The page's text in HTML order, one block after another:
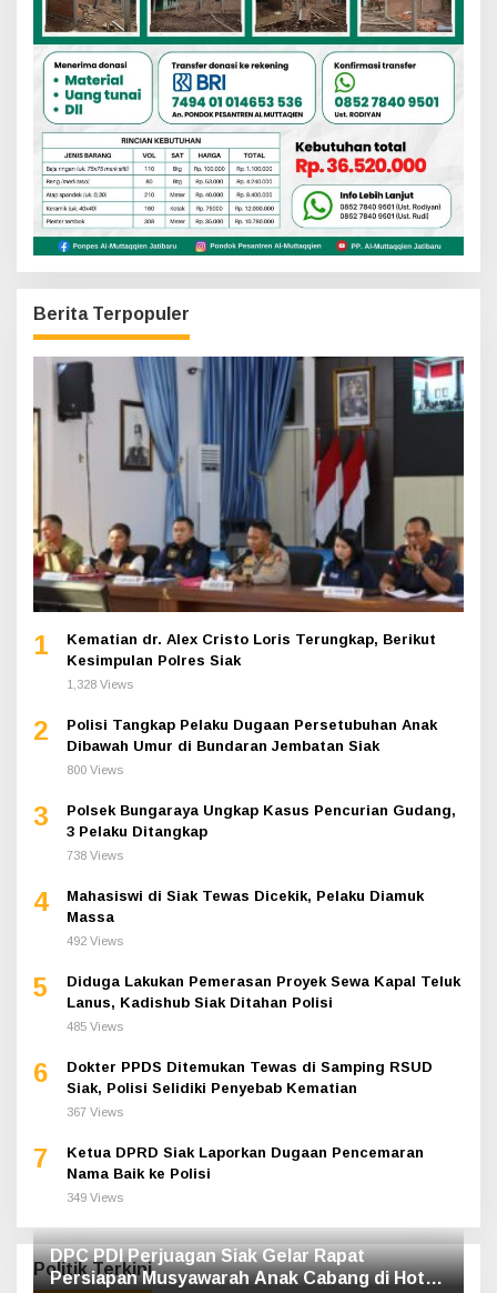
Berita Terpopuler
1
Kematian dr. Alex Cristo Loris Terungkap, Berikut
Kesimpulan Polres Siak
1,328 Views
2
Polisi Tangkap Pelaku Dugaan Persetubuhan Anak
Dibawah Umur di Bundaran Jembatan Siak
800 Views
3
Polsek Bungaraya Ungkap Kasus Pencurian Gudang,
3 Pelaku Ditangkap
738 Views
4
Mahasiswi di Siak Tewas Dicekik, Pelaku Diamuk
Massa
492 Views
5
Diduga Lakukan Pemerasan Proyek Sewa Kapal Teluk
Lanus, Kadishub Siak Ditahan Polisi
485 Views
6
Dokter PPDS Ditemukan Tewas di Samping RSUD
Siak, Polisi Selidiki Penyebab Kematian
367 Views
7
Ketua DPRD Siak Laporkan Dugaan Pencemaran
Nama Baik ke Polisi
349 Views
Politik Terkini
DPC PDI Perjuagan Siak Gelar Rapat
Persiapan Musyawarah Anak Cabang di Hotel